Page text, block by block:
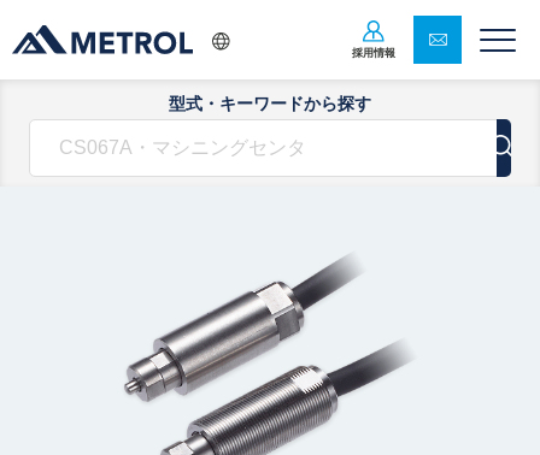
採用情報
型式・キーワードから探す